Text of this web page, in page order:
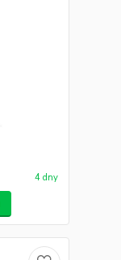
4 dny